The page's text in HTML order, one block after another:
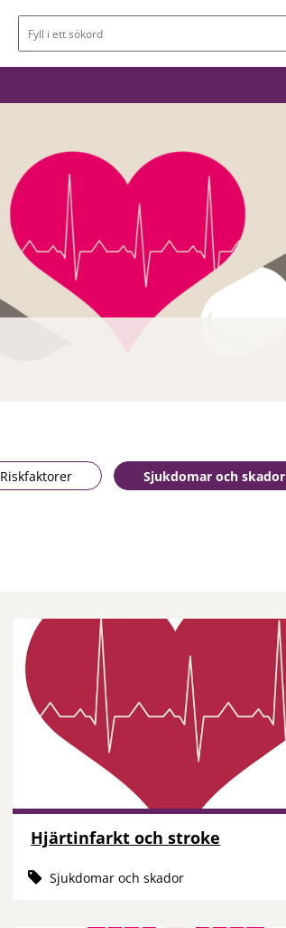
Sökfält
Riskfaktorer Sjukdomar och skador
Hjärtinfarkt och stroke
Sjukdomar och skador